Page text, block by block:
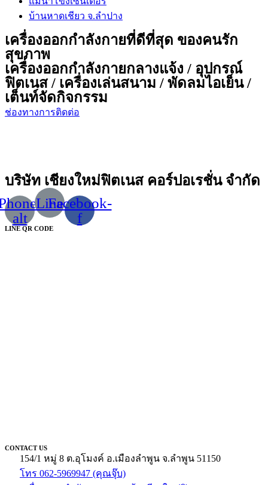
บ้านหาดเชียว จ.ลำปาง
เครื่องออกกำลังกายที่ดีที่สุด ของคนรัก
สุขภาพ
เครื่องออกกำลังกายกลางแจ้ง / อุปกรณ์
ฟิตเนส / เครื่องเล่นสนาม / พัดลมไอเย็น /
เต็นท์จัดกิจกรรม
ช่องทางการติดต่อ
บริษัท เชียงใหม่ฟิตเนส คอร์ปอเรชั่น จำกัด
alt
Line
Facebook-
f
LINE QR CODE
CONTACT US
154/1 หมู่ 8 ต.อุโมงค์ อ.เมืองลำพูน จ.ลำพูน 51150
โทร 062-5969947 (คุณจุ๊บ)